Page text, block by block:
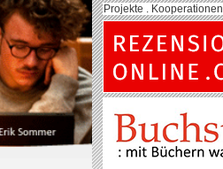
Projekte . Kooperationen